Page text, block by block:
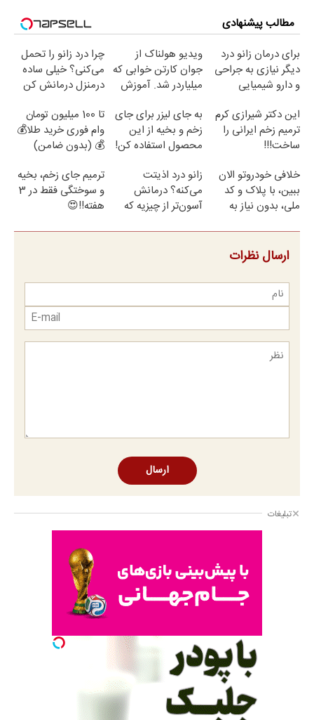
مطالب پیشنهادی
برای درمان زانو درد
دیگر نیازی به جراحی
و دارو شیمیایی
ویدیو هولناک از
جوان کارتن خوابی که
میلیاردر شد. آموزش
چرا درد زانو را تحمل
می‌کنی؟ خیلی ساده
درمنزل درمانش کن
این دکتر شیرازی کرم
ترمیم زخم ایرانی را
ساخت!!!
به جای لیزر برای جای
زخم و بخیه از این
محصول استفاده کن!
تا 100 میلیون تومان
وام فوری خرید طلا💰
💰 (بدون ضامن)
خلافی خودروتو الان
ببین، با پلاک و کد
ملی، بدون نیاز به
زانو درد اذیتت
می‌کنه؟ درمانش
آسون‌تر از چیزیه که
می‌کنی✅پرسشنامه
ترمیم جای زخم، بخیه
و سوختگی فقط در 3
هفته!!😍
ارسال نظرات
ارسال
تبلیغات